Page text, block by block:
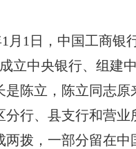
月1日，中国工商银
立中央银行、组建
陈立，陈立同志
行、县支行和营
拨，一部分留在